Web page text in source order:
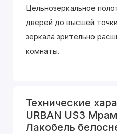
Цельнозеркальное
дверей до высшей
зеркала зрительно
комнаты.
Технические
URBAN US3
Лакобель